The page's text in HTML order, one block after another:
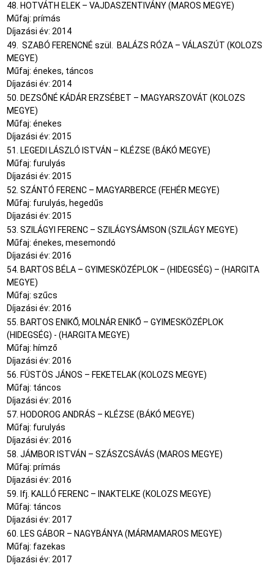
48. HOTVÁTH ELEK – VAJDASZENTIVÁNY (MAROS MEGYE)
Műfaj: prímás
Díjazási év: 2014
49. SZABÓ FERENCNÉ szül. BALÁZS RÓZA – VÁLASZÚT (KOLOZS
MEGYE)
Műfaj: énekes, táncos
Díjazási év: 2014
50. DEZSŐNÉ KÁDÁR ERZSÉBET – MAGYARSZOVÁT (KOLOZS
MEGYE)
Műfaj: énekes
Díjazási év: 2015
51. LEGEDI LÁSZLÓ ISTVÁN – KLÉZSE (BÁKÓ MEGYE)
Műfaj: furulyás
Díjazási év: 2015
52. SZÁNTÓ FERENC – MAGYARBERCE (FEHÉR MEGYE)
Műfaj: furulyás, hegedűs
Díjazási év: 2015
53. SZILÁGYI FERENC – SZILÁGYSÁMSON (SZILÁGY MEGYE)
Műfaj: énekes, mesemondó
Díjazási év: 2016
54. BARTOS BÉLA – GYIMESKÖZÉPLOK – (HIDEGSÉG) – (HARGITA
MEGYE)
Műfaj: szűcs
Díjazási év: 2016
55. BARTOS ENIKŐ, MOLNÁR ENIKŐ – GYIMESKÖZÉPLOK
(HIDEGSÉG) - (HARGITA MEGYE)
Műfaj: hímző
Díjazási év: 2016
56. FÜSTÖS JÁNOS – FEKETELAK (KOLOZS MEGYE)
Műfaj: táncos
Díjazási év: 2016
57. HODOROG ANDRÁS – KLÉZSE (BÁKÓ MEGYE)
Műfaj: furulyás
Díjazási év: 2016
58. JÁMBOR ISTVÁN – SZÁSZCSÁVÁS (MAROS MEGYE)
Műfaj: prímás
Díjazási év: 2016
59. Ifj. KALLÓ FERENC – INAKTELKE (KOLOZS MEGYE)
Műfaj: táncos
Díjazási év: 2017
60. LES GÁBOR – NAGYBÁNYA (MÁRMAMAROS MEGYE)
Műfaj: fazekas
Díjazási év: 2017